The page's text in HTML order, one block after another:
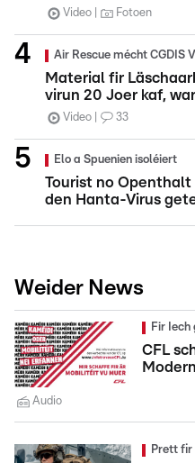
Video Fotoen
Air Rescue mécht CGDIS
Material fir
virun 20 Joer kaf,
Video 33
Elo a Spuenien isoléiert
Tourist no
den Hanta-Virus
Weider News
Fir Iech
CFL
Audio
Prett fir